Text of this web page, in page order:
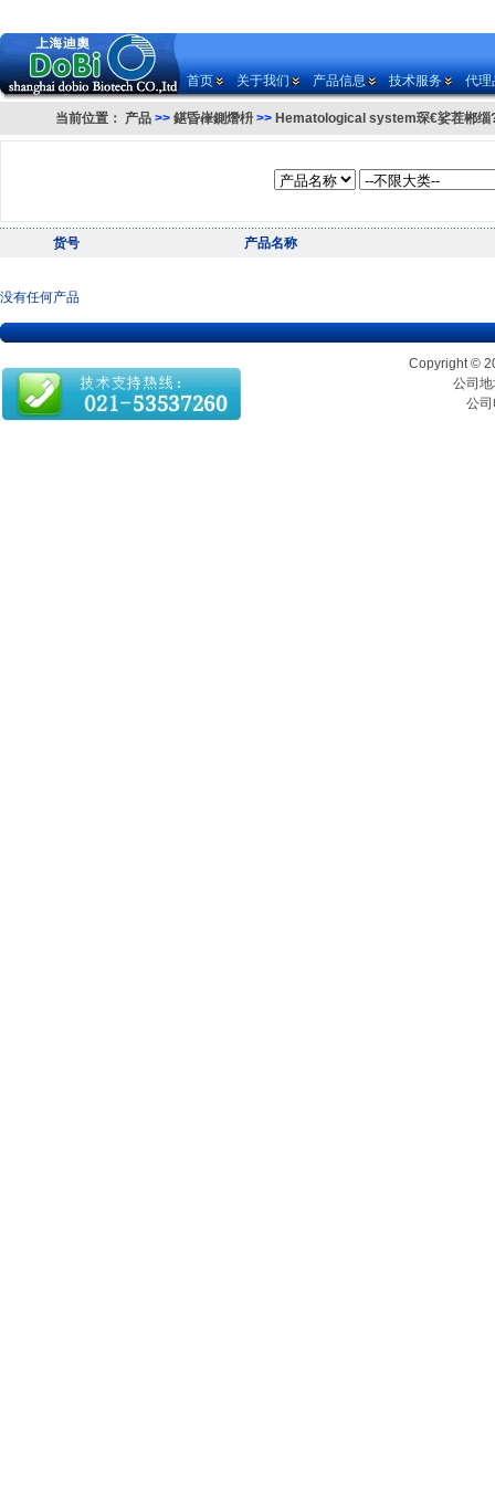
首页 关于我们 产品信息 技术服务 代理
当前位置： 产品 >> 鍖昏嵂鍘熸枡 >> Hematological system琛€娑茬郴缁
货号 产品名称
没有任何产品
Copyright ©
公司
公